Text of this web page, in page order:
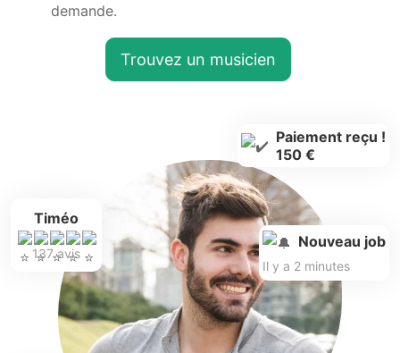
demande.
Trouvez un musicien
Timéo
137 avis
Paiement reçu !
150 €
Nouveau job
Il y a 2 minutes